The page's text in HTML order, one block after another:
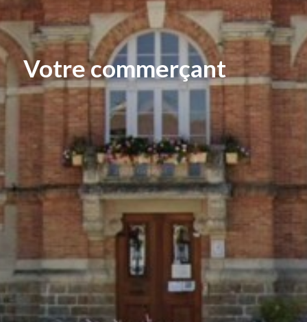
Votre commerçant